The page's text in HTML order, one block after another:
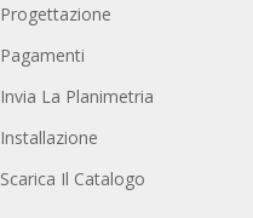
Progettazione
Pagamenti
Invia La Planimetria
Installazione
Scarica Il Catalogo